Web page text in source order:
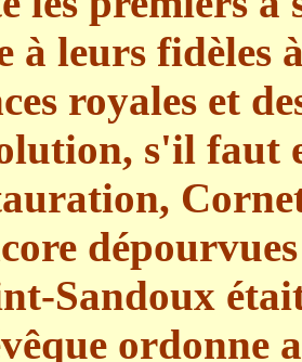
à leurs fidèles
royales et
s'il faut
Sandoux
ordonne